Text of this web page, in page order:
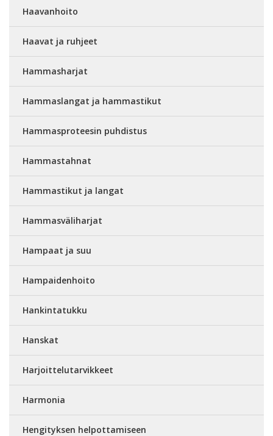
Haavanhoito
Haavat ja ruhjeet
Hammasharjat
Hammaslangat ja hammastikut
Hammasproteesin puhdistus
Hammastahnat
Hammastikut ja langat
Hammasväliharjat
Hampaat ja suu
Hampaidenhoito
Hankintatukku
Hanskat
Harjoittelutarvikkeet
Harmonia
Hengityksen helpottamiseen